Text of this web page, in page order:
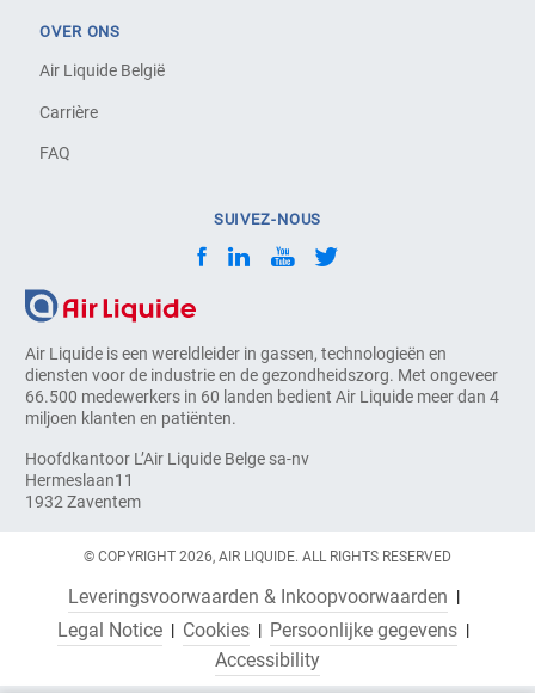
Air Liquide is een wereldleider in gassen, technologieën en
diensten voor de industrie en de gezondheidszorg. Met ongeveer
66.500 medewerkers in 60 landen bedient Air Liquide meer dan 4
miljoen klanten en patiënten.
Hoofdkantoor L’Air Liquide Belge sa-nv
Hermeslaan11
1932 Zaventem
OVER ONS
Air Liquide België
Carrière
FAQ
SUIVEZ-NOUS
© COPYRIGHT 2026, AIR LIQUIDE. ALL RIGHTS RESERVED
Leveringsvoorwaarden & Inkoopvoorwaarden
Legal Notice
Cookies
Persoonlijke gegevens
Accessibility